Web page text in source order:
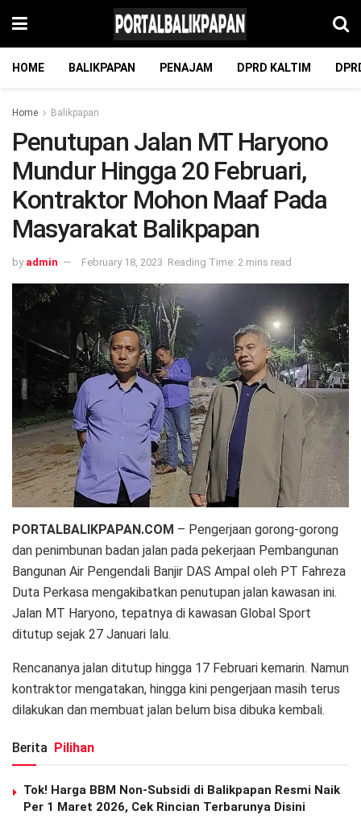
HOME BALIKPAPAN PENAJAM DPRD KALTIM
Home Balikpapan
Penutupan Jalan MT Haryono
Mundur Hingga 20 Februari,
Kontraktor Mohon Maaf Pada
Masyarakat Balikpapan
by admin February 18, 2023 Reading Time: 2 mins read
PORTALBALIKPAPAN.COM – Pengerjaan gorong-gorong
dan penimbunan badan jalan pada pekerjaan Pembangunan
Bangunan Air Pengendali Banjir DAS Ampal oleh PT Fahreza
Duta Perkasa mengakibatkan penutupan jalan kawasan ini.
Jalan MT Haryono, tepatnya di kawasan Global Sport
ditutup sejak 27 Januari lalu.
Rencananya jalan ditutup hingga 17 Februari kemarin. Namun
kontraktor mengatakan, hingga kini pengerjaan masih terus
dilakukan dan membuat jalan belum bisa dibuka kembali.
Berita Pilihan
Tok! Harga BBM Non-Subsidi di Balikpapan Resmi Naik
Per 1 Maret 2026, Cek Rincian Terbarunya Disini